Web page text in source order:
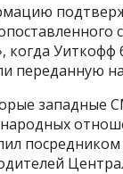
когда
переданную
западные